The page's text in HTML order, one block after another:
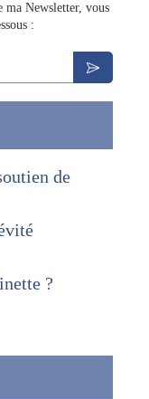
ma Newsletter, vous
:
de
?